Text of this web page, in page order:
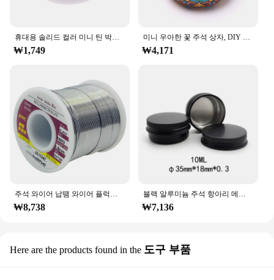
휴대용 솔리드 컬러 미니 틴 박스, 차 봉인 항아리 포장 상자, 쥬얼리 캔디, 소형 스토리지 캔, 동전 귀걸이 헤드폰, 선물 케이스
₩1,749
미니 우아한 꽃 주석 상자, DIY 캔들 항아리 밤, 둥근 빈 철 상자, 휴대용 립스틱 지퍼 크림 보관 상자, 신제품, 1PC
₩4,171
₩8,738 ₩7,136
Here are the products found in the 도구 부품